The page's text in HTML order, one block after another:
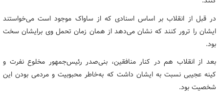
در قبل از انقلاب بر اساس اسنادی که از ساواک موجود است می‌خواستند
ایشان را ترور کنند که نشان می‌دهد از همان زمان تحمل وی برایشان سخت
بود.
بعد از انقلاب هم در کنار منافقین، بنی‌صدر رئیس‌جمهور مخلوع نفرت و
کینه عجیبی نسبت به ایشان داشت که به‌خاطر محبوبیت و مردمی بودن این
شخصیت بود.